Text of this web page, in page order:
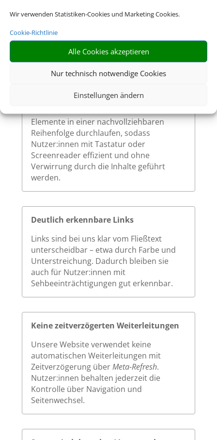
Wir verwenden Statistiken-Cookies und Marketing Cookies.
Cookie-Richtlinie
Alle Cookies akzeptieren
Nur technisch notwendige Cookies
Einstellungen ändern
Sinnvolle Fokusreihenfolge bei
Die Fokusreihenfolge auf unserer Website
Aufbau der Seite. Beim Navigieren mit der
Elemente in einer nachvollziehbaren
Reihenfolge durchlaufen, sodass
Nutzer:innen mit Tastatur oder
Screenreader effizient und ohne
Verwirrung durch die Inhalte geführt
werden.
Deutlich erkennbare Links
Links sind bei uns klar vom Fließtext
unterscheidbar – etwa durch Farbe und
Unterstreichung. Dadurch bleiben sie
auch für Nutzer:innen mit
Sehbeeinträchtigungen gut erkennbar.
Keine zeitverzögerten Weiterleitungen
Unsere Website verwendet keine
automatischen Weiterleitungen mit
Zeitverzögerung überMeta-Refresh.
Nutzer:innen behalten jederzeit die
Kontrolle über Navigation und
Seitenwechsel.